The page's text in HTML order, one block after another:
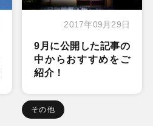
2017年09月29日
9月に公開した記事の
中からおすすめをご
紹介！
その他